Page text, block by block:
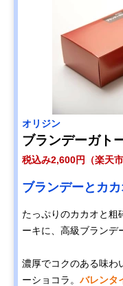
オリジン
ブランデーガト
税込み2,600円（楽天市
ブランデーとカ
たっぷりのカカオと粗
ーキに、高級ブランデ
濃厚でコクのある味わ
ーショコラ。 バレンタ